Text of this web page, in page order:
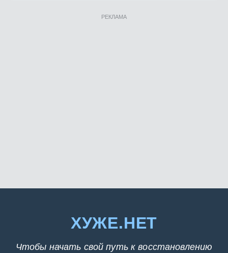
РЕКЛАМА
ХУЖЕ.НЕТ
Чтобы начать свой путь к восстановлению